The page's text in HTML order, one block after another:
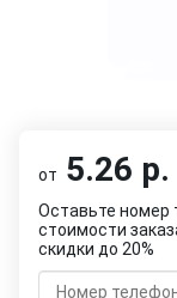
от 5.26 р.
Оставьте номер
стоимости
скидки до 20%